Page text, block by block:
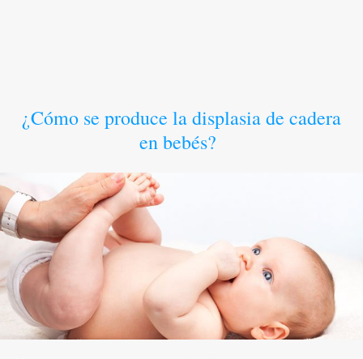
¿Cómo se produce la displasia de cadera
en bebés?